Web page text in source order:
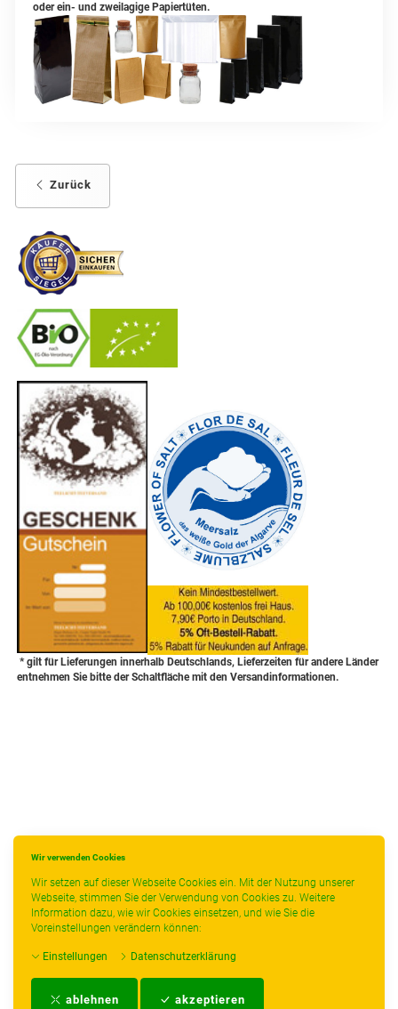
Wir verwenden Cookies
Wir setzen auf dieser Webseite Cookies ein. Mit der Nutzung unserer
Webseite, stimmen Sie der Verwendung von Cookies zu. Weitere
Information dazu, wie wir Cookies einsetzen, und wie Sie die
Voreinstellungen verändern können:
Einstellungen Datenschutzerklärung
ablehnen akzeptieren
oder ein- und zweilagige Papiertüten.
Zurück
* gilt für Lieferungen innerhalb Deutschlands, Lieferzeiten für andere Länder
entnehmen Sie bitte der Schaltfläche mit den Versandinformationen.
Impressum-AGB-Zahlungs- und Versandbedingungen